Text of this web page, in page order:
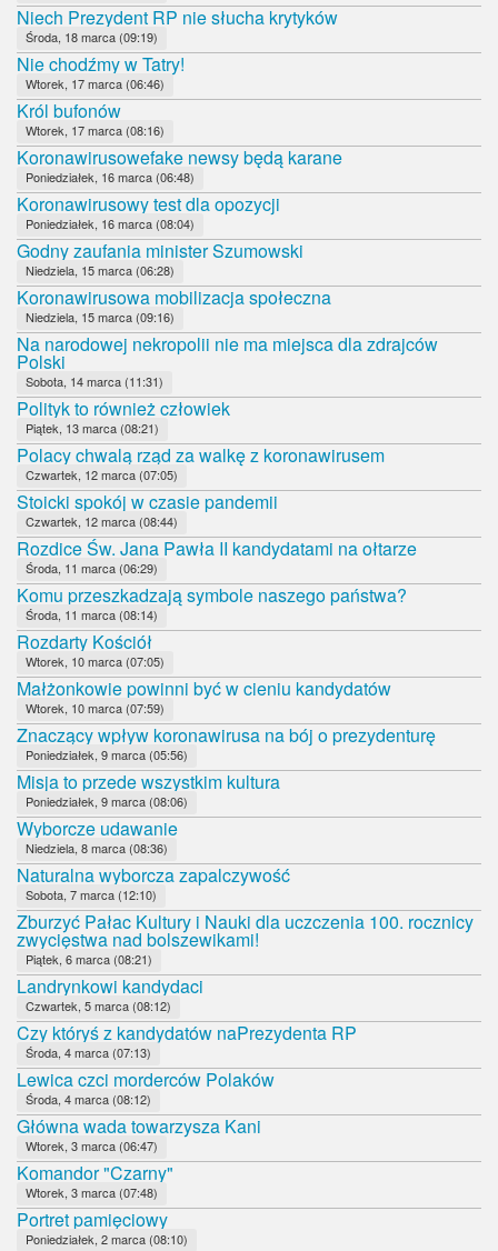
Niech Prezydent RP nie słucha krytyków
Środa, 18 marca (09:19)
Nie chodźmy w Tatry!
Wtorek, 17 marca (06:46)
Król bufonów
Wtorek, 17 marca (08:16)
Koronawirusowefake newsy będą karane
Poniedziałek, 16 marca (06:48)
Koronawirusowy test dla opozycji
Poniedziałek, 16 marca (08:04)
Godny zaufania minister Szumowski
Niedziela, 15 marca (06:28)
Koronawirusowa mobilizacja społeczna
Niedziela, 15 marca (09:16)
Na narodowej nekropolii nie ma miejsca dla zdrajców
Polski
Sobota, 14 marca (11:31)
Polityk to również człowiek
Piątek, 13 marca (08:21)
Polacy chwalą rząd za walkę z koronawirusem
Czwartek, 12 marca (07:05)
Stoicki spokój w czasie pandemii
Czwartek, 12 marca (08:44)
Rozdice Św. Jana Pawła II kandydatami na ołtarze
Środa, 11 marca (06:29)
Komu przeszkadzają symbole naszego państwa?
Środa, 11 marca (08:14)
Rozdarty Kościół
Wtorek, 10 marca (07:05)
Małżonkowie powinni być w cieniu kandydatów
Wtorek, 10 marca (07:59)
Znaczący wpływ koronawirusa na bój o prezydenturę
Poniedziałek, 9 marca (05:56)
Misja to przede wszystkim kultura
Poniedziałek, 9 marca (08:06)
Wyborcze udawanie
Niedziela, 8 marca (08:36)
Naturalna wyborcza zapalczywość
Sobota, 7 marca (12:10)
Zburzyć Pałac Kultury i Nauki dla uczczenia 100. rocznicy
zwycięstwa nad bolszewikami!
Piątek, 6 marca (08:21)
Landrynkowi kandydaci
Czwartek, 5 marca (08:12)
Czy któryś z kandydatów naPrezydenta RP
Środa, 4 marca (07:13)
Lewica czci morderców Polaków
Środa, 4 marca (08:12)
Główna wada towarzysza Kani
Wtorek, 3 marca (06:47)
Komandor "Czarny"
Wtorek, 3 marca (07:48)
Portret pamięciowy
Poniedziałek, 2 marca (08:10)